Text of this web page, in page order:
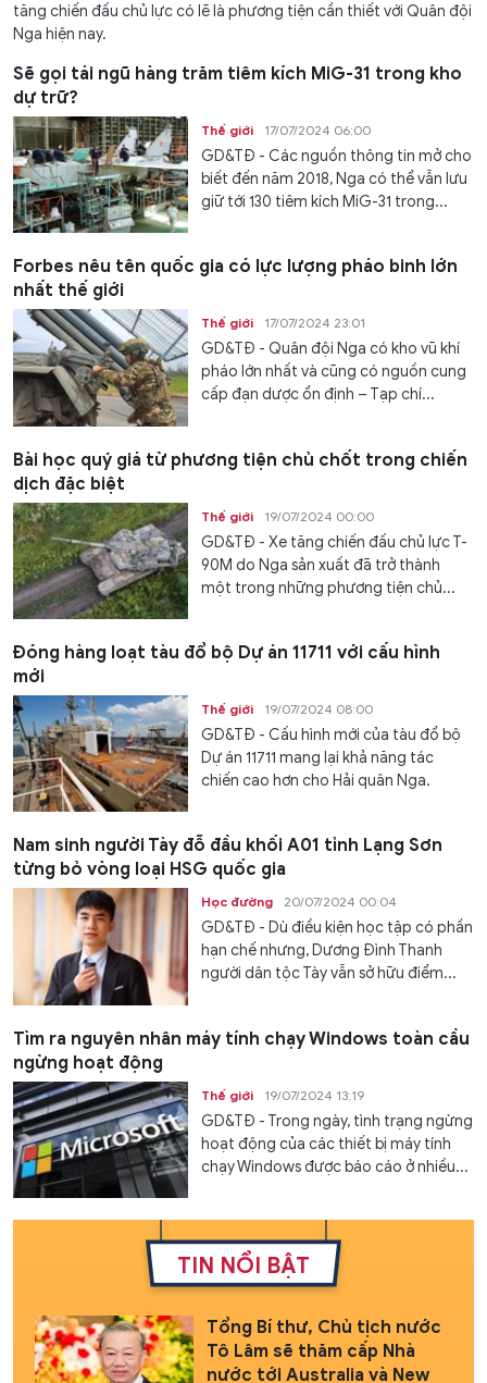
tăng chiến đấu chủ lực có lẽ là phương tiện cần thiết với Quân đội
Nga hiện nay.
Sẽ gọi tái ngũ hàng trăm tiêm kích MiG-31 trong kho
dự trữ?
Thế giới 17/07/2024 06:00
GD&TĐ - Các nguồn thông tin mở cho
biết đến năm 2018, Nga có thể vẫn lưu
giữ tới 130 tiêm kích MiG-31 trong...
Forbes nêu tên quốc gia có lực lượng pháo binh lớn
nhất thế giới
Thế giới 17/07/2024 23:01
GD&TĐ - Quân đội Nga có kho vũ khí
pháo lớn nhất và cũng có nguồn cung
cấp đạn dược ổn định – Tạp chí...
Bài học quý giá từ phương tiện chủ chốt trong chiến
dịch đặc biệt
Thế giới 19/07/2024 00:00
GD&TĐ - Xe tăng chiến đấu chủ lực T-
90M do Nga sản xuất đã trở thành
một trong những phương tiện chủ...
Đóng hàng loạt tàu đổ bộ Dự án 11711 với cấu hình
mới
Thế giới 19/07/2024 08:00
GD&TĐ - Cấu hình mới của tàu đổ bộ
Dự án 11711 mang lại khả năng tác
chiến cao hơn cho Hải quân Nga.
Nam sinh người Tày đỗ đầu khối A01 tỉnh Lạng Sơn
từng bỏ vòng loại HSG quốc gia
Học đường 20/07/2024 00:04
GD&TĐ - Dù điều kiện học tập có phần
hạn chế nhưng, Dương Đình Thanh
người dân tộc Tày vẫn sở hữu điểm...
Tìm ra nguyên nhân máy tính chạy Windows toàn cầu
ngừng hoạt động
Thế giới 19/07/2024 13:19
GD&TĐ - Trong ngày, tình trạng ngừng
hoạt động của các thiết bị máy tính
chạy Windows được báo cáo ở nhiều...
TIN NỔI BẬT
Tổng Bí thư, Chủ tịch nước
Tô Lâm sẽ thăm cấp Nhà
nước tới Australia và New